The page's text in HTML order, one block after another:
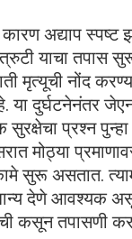
अद्याप स्पष्ट
याचा तपास
मृत्यूची नोंद
दुर्घटनेनंतर
सुरक्षेचा प्रश्न
मोठ्या
सुरू असतात.
देणे आवश्यक
कसून तपासणी